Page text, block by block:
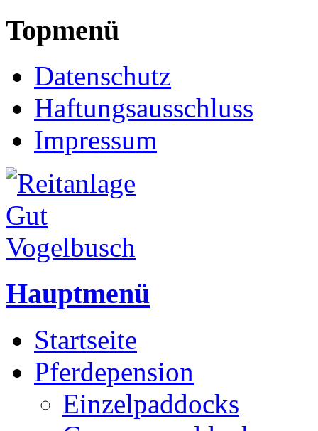
Topmenü
Datenschutz
Haftungsausschluss
Impressum
Hauptmenü
Startseite
Pferdepension
Einzelpaddocks